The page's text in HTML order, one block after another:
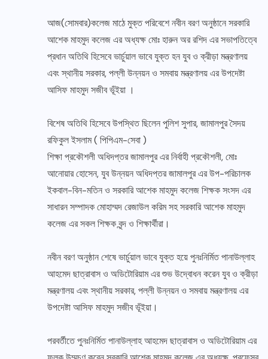
আজ(সোমবার)কলেজ মাঠে মুক্ত পরিবেশে নবীন বরণ অনুষ্ঠানে সরকারি
আশেক মাহমুদ কলেজ এর অধ্যক্ষ মোঃ হারুন অর রশিদ এর সভাপতিত্বে
প্রধান অতিথি হিসেবে ভার্চুয়াল ভাবে যুক্ত হন যুব ও ক্রীড়া মন্ত্রণালয়
এবং স্থানীয় সরকার, পল্লী উন্নয়ন ও সমবায় মন্ত্রণালয় এর উপদেষ্টা
আসিফ মাহমুদ সজীব ভূঁইয়া ।
বিশেষ অতিথি হিসেবে উপস্থিত ছিলেন পুলিশ সুপার, জামালপুর সৈদয়
রফিকুল ইসলাম ( পিপিএম-সেবা )
শিক্ষা প্রকৌশলী অধিদপ্তর জামালপুর এর নির্বাহী প্রকৌশলী, মোঃ
আনোয়ার হোসেন, যুব উন্নয়ন অধিদপ্তর জামালপুর এর উপ-পরিচালক
ইকবাল-বিন-মতিন ও সরকারি আশেক মাহমুদ কলেজ শিক্ষক সংসদ এর
সাধারন সম্পাদক মোহাম্মদ রেজাউল করিম সহ সরকারি আশেক মাহমুদ
কলেজ এর সকল শিক্ষক বৃন্দ ও শিক্ষার্থীরা।
নবীন বরণ অনুষ্ঠান শেষে ভার্চুয়াল ভাবে যুক্ত হয়ে পুনঃনির্মিত পানাউল্লাহ
আহমেদ ছাত্রাবাস ও অডিটোরিয়াম এর শুভ উদ্বোধন করেন যুব ও ক্রীড়া
মন্ত্রণালয় এবং স্থানীয় সরকার, পল্লী উন্নয়ন ও সমবায় মন্ত্রণালয় এর
উপদেষ্টা আসিফ মাহমুদ সজীব ভূঁইয়া।
পরবর্তীতে পুনঃনির্মিত পানাউল্লাহ আহমেদ ছাত্রাবাস ও অডিটোরিয়াম এর